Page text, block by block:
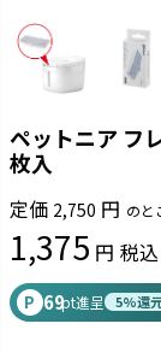
ペットニア フ
枚入
定価 2,750 のと
1,375 税込
P 69pt進呈 5%還